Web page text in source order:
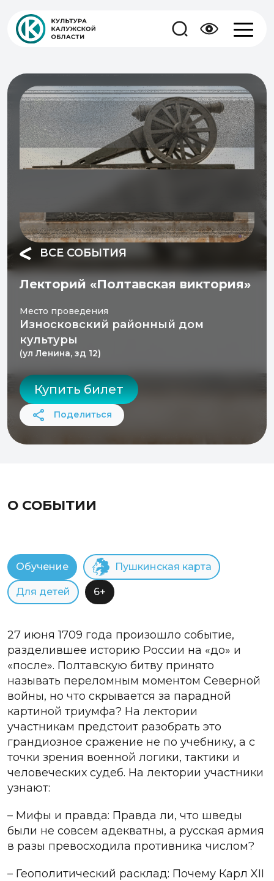
ВСЕ СОБЫТИЯ
Лекторий «Полтавская виктория»
Место проведения
Износковский районный дом
культуры
(ул Ленина, зд 12)
Купить билет
Поделиться
О СОБЫТИИ
Обучение Пушкинская карта
Для детей 6+
27 июня 1709 года произошло событие,
разделившее историю России на «до» и
«после». Полтавскую битву принято
называть переломным моментом Северной
войны, но что скрывается за парадной
картиной триумфа? На лектории
участникам предстоит разобрать это
грандиозное сражение не по учебнику, а с
точки зрения военной логики, тактики и
человеческих судеб. На лектории участники
узнают:
– Мифы и правда: Правда ли, что шведы
были не совсем адекватны, а русская армия
в разы превосходила противника числом?
– Геополитический расклад: Почему Карл XII